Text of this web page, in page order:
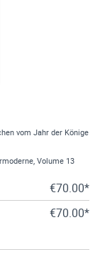
vom Jahr der Könige
Volume 13
€70.00*
€70.00*